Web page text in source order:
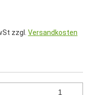
zzgl. Versandkosten